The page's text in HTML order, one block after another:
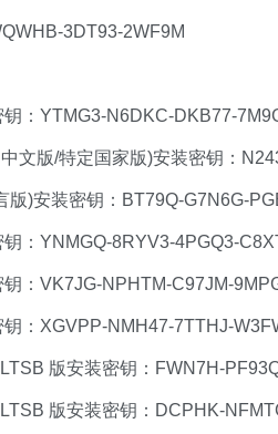
3DT93-2WF9M
：YTMG3-N6DKC-DKB77-
文版/特定国家版)安装密钥：
版)安装密钥：BT79Q-G7N6G-
：YNMGQ-8RYV3-4PGQ3-
：VK7JG-NPHTM-C97JM-
：XGVPP-NMH47-7TTHJ-
版安装密钥：FWN7H-
版安装密钥：DCPHK-